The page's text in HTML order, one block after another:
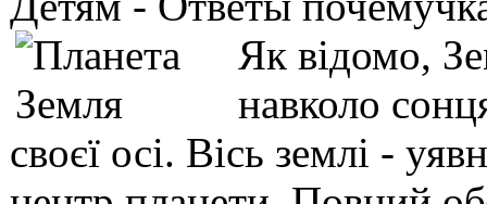
Як відомо,
навколо
своєї осі. Вісь землі -